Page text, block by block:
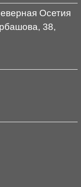
Осетия
38,